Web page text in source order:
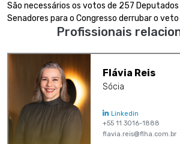
São necessários os votos de 257 Deputados
Senadores para o Congresso derrubar o
Profissionais
Flávia Reis
Sócia
Linkedin
+55 11 3016-1888
flavia.reis@flha.com.br